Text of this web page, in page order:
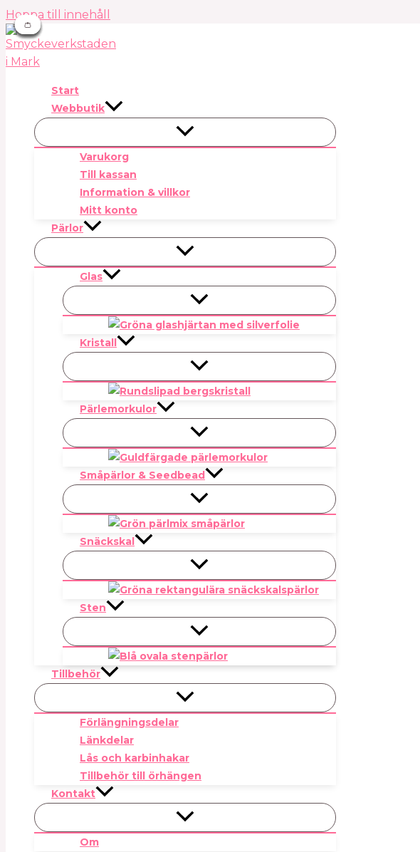
Hoppa till innehåll
Start
Webbutik
Varukorg
Till kassan
Information & villkor
Mitt konto
Pärlor
Glas
Kristall
Pärlemorkulor
Småpärlor & Seedbead
Snäckskal
Sten
Tillbehör
Förlängningsdelar
Länkdelar
Lås och karbinhakar
Tillbehör till örhängen
Kontakt
Om
👛
👛
👛
👛
👛
👛
👛